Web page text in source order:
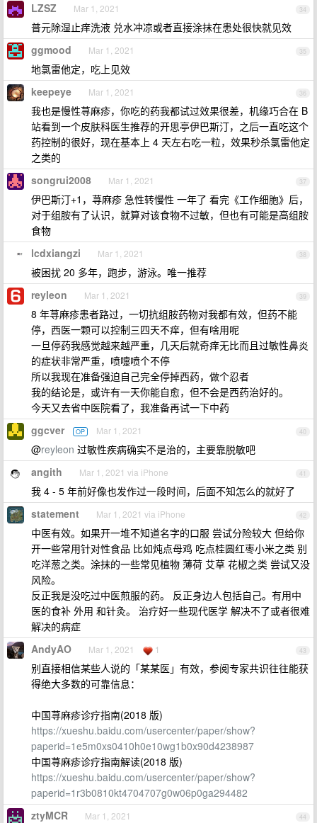
34
LZSZ Mar 1, 2021
普元除湿止痒洗液 兑水冲凉或者直接涂抹在患处很快就见效
35
ggmood Mar 1, 2021
地氯雷他定，吃上见效
36
keepeye Mar 1, 2021
我也是慢性荨麻疹，你吃的药我都试过效果很差，机缘巧合在 B
站看到一个皮肤科医生推荐的开思亭伊巴斯汀，之后一直吃这个
药控制的很好，现在基本上 4 天左右吃一粒，效果秒杀氯雷他定
之类的
37
songrui2008 Mar 1, 2021
伊巴斯汀+1，荨麻疹 急性转慢性 一年了 看完《工作细胞》后，
对于组胺有了认识，就算对该食物不过敏，但也有可能是高组胺
食物
38
lcdxiangzi Mar 1, 2021
被困扰 20 多年，跑步，游泳。唯一推荐
39
reyleon Mar 1, 2021
8 年荨麻疹患者路过，一切抗组胺药物对我都有效，但药不能
停，西医一颗可以控制三四天不痒，但有啥用呢
一旦停药我感觉越来越严重，几天后就奇痒无比而且过敏性鼻炎
的症状非常严重，喷嚏喷个不停
所以我现在准备强迫自己完全停掉西药，做个忍者
我的结论是，或许有一天你能自愈，但不会是西药治好的。
今天又去省中医院看了，我准备再试一下中药
40
ggcver OP Mar 1, 2021
@reyleon 过敏性疾病确实不是治的，主要靠脱敏吧
41
angith Mar 1, 2021 via iPhone
我 4 - 5 年前好像也发作过一段时间，后面不知怎么的就好了
42
statement Mar 1, 2021 via iPhone
中医有效。如果开一堆不知道名字的口服 尝试分险较大 但给你
开一些常用针对性食品 比如炖点母鸡 吃点桂圆红枣小米之类 别
吃洋葱之类。涂抹的一些常见植物 薄荷 艾草 花椒之类 尝试又没
风险。
反正我是没吃过中医煎服的药。 反正身边人包括自己。有用中
医的食补 外用 和针灸。 治疗好一些现代医学 解决不了或者很难
解决的病症
43
AndyAO Mar 1, 2021 1
别直接相信某些人说的「某某医」有效，参阅专家共识往往能获
得绝大多数的可靠信息：
中国荨麻疹诊疗指南(2018 版)
https://xueshu.baidu.com/usercenter/paper/show?
paperid=1e5m0xs0410h0e10wg1b0x90d4238987
中国荨麻疹诊疗指南解读(2018 版)
https://xueshu.baidu.com/usercenter/paper/show?
paperid=1r3b0810kt4704707g0w06p0ga294482
44
ztyMCR Mar 1, 2021